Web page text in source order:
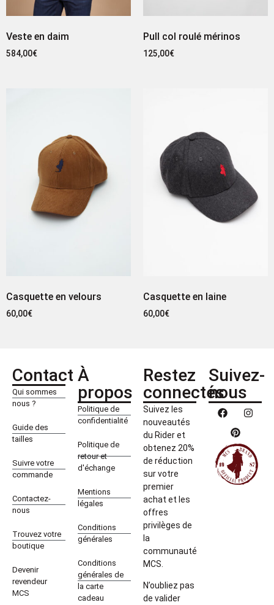
Veste en daim
584,00€
Pull col roulé mérinos
125,00€
Casquette en velours
60,00€
Casquette en laine
60,00€
Contact
Qui sommes
nous ?
Guide des
tailles
Suivre votre
commande
Contactez-
nous
Trouvez votre
boutique
Devenir
revendeur
MCS
À
propos
Politique de
confidentialité
Politique de
retour et
d'échange
Mentions
légales
Conditions
générales
Conditions
générales de
la carte
cadeau
Restez
connectés
Suivez les
nouveautés
du Rider et
obtenez 20%
de réduction
sur votre
premier
achat et les
offres
privilèges de
la
communauté
MCS.
N’oubliez pas
de valider
Suivez-
nous